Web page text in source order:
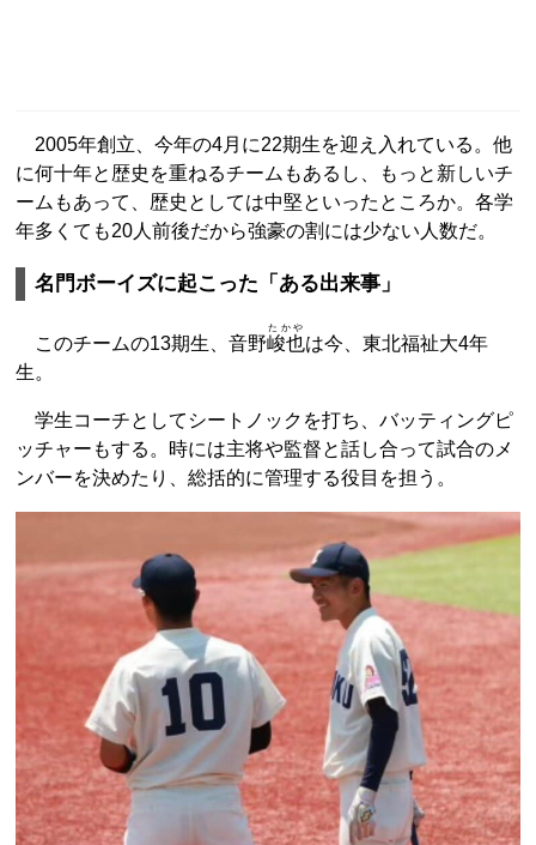
2005年創立、今年の4月に22期生を迎え入れている。他
に何十年と歴史を重ねるチームもあるし、もっと新しいチ
ームもあって、歴史としては中堅といったところか。各学
年多くても20人前後だから強豪の割には少ない人数だ。
名門ボーイズに起こった「ある出来事」
このチームの13期生、音野峻也
たかや
は今、東北福祉大4年
生。
学生コーチとしてシートノックを打ち、バッティングピ
ッチャーもする。時には主将や監督と話し合って試合のメ
ンバーを決めたり、総括的に管理する役目を担う。